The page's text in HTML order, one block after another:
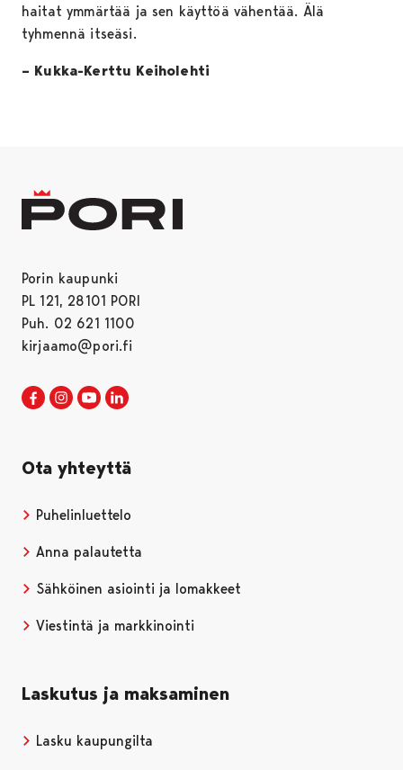
haitat ymmärtää ja sen käyttöä vähentää. Älä
tyhmennä itseäsi.
– Kukka-Kerttu Keiholehti
Porin kaupunki
PL 121, 28101 PORI
Puh. 02 621 1100
kirjaamo@pori.fi
Porin kaupunki Facebookissa
Avautuu uudessa välilehdessä
Porin kaupunki Instagramissa
Avautuu uudessa välilehdessä
Porin kaupunki Youtubessa
Avautuu uudessa välilehdessä
Ota yhteyttä
Puhelinluettelo
Anna palautetta
Sähköinen asiointi ja lomakkeet
Viestintä ja markkinointi
Laskutus ja maksaminen
Lasku kaupungilta